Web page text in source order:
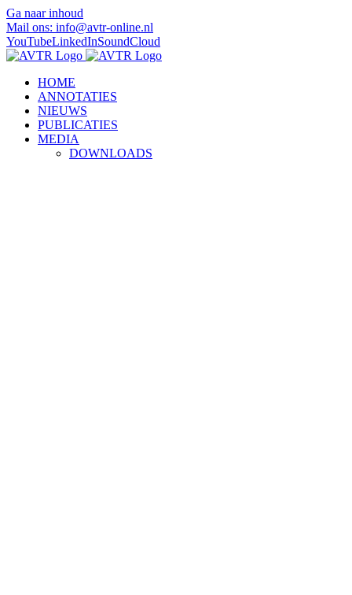
Ga naar inhoud
Mail ons: info@avtr-online.nl
YouTubeLinkedInSoundCloud
HOME
ANNOTATIES
NIEUWS
PUBLICATIES
MEDIA
DOWNLOADS